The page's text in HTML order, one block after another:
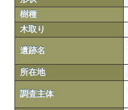
樹種
木取り
遺跡名
所在地
調査主体